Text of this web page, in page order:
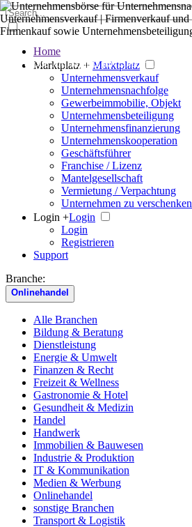
Der große Marktplatz für Unternehmen
Home
Marktplatz + Marktplatz
Unternehmensverkauf
Unternehmensnachfolge
Gewerbeimmobilie, Objekt
Unternehmensbeteiligung
Unternehmensfinanzierung
Unternehmenskooperation
Geschäftsführer
Franchise / Lizenz
Mantelgesellschaft
Vermietung / Verpachtung
Unternehmen zu verschenken
Login +Login
Login
Registrieren
Support
Branche:
Onlinehandel
Alle Branchen
Bildung & Beratung
Dienstleistung
Energie & Umwelt
Finanzen & Recht
Freizeit & Wellness
Gastronomie & Hotel
Gesundheit & Medizin
Handel
Handwerk
Immobilien & Bauwesen
Industrie & Produktion
IT & Kommunikation
Medien & Werbung
Onlinehandel
sonstige Branchen
Transport & Logistik